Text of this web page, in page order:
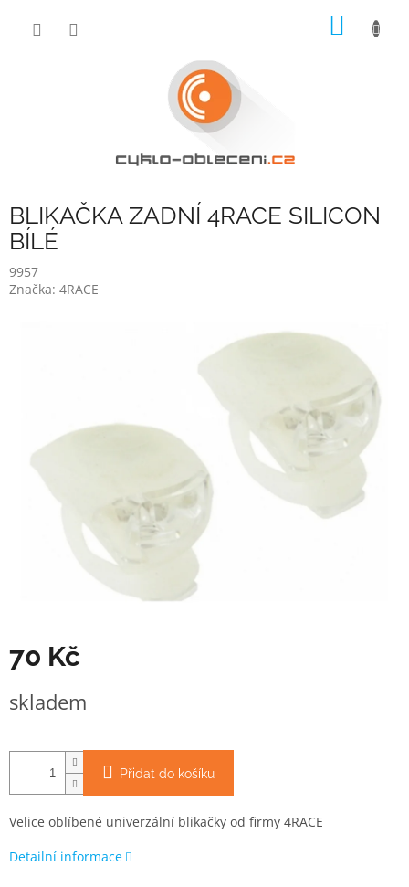
BLIKAČKA ZADNÍ 4RACE SILICON
BÍLÉ
9957
Značka: 4RACE
70 Kč
cena:
skladem
Přidat do košíku
Velice oblíbené univerzální blikačky od firmy 4RACE
Detailní informace